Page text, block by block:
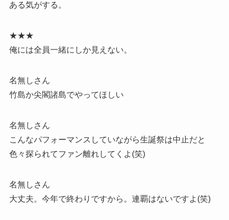
ある気がする。
★★★
俺には全員一緒にしか見えない。
名無しさん
竹島か尖閣諸島でやってほしい
名無しさん
こんなパフォーマンスしていながら生誕祭は中止だと
色々探られてファン離れしてくよ(笑)
名無しさん
大丈夫。今年で終わりですから。連覇はないですよ(笑)